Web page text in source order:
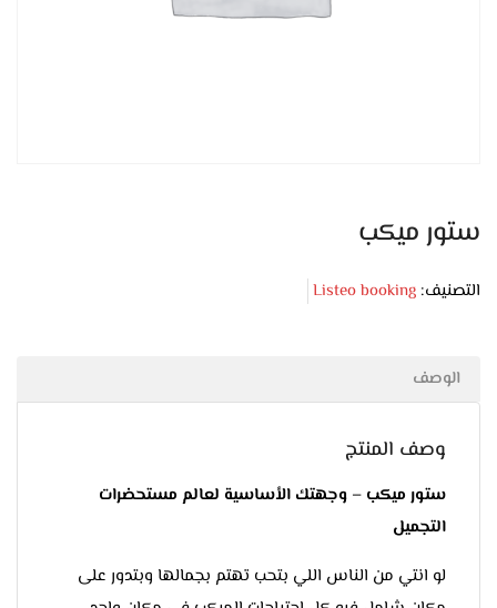
ستور ميكب
التصنيف: Listeo booking
الوصف
وصف المنتج
ستور ميكب – وجهتك الأساسية لعالم مستحضرات
التجميل
لو انتي من الناس اللي بتحب تهتم بجمالها وبتدور على